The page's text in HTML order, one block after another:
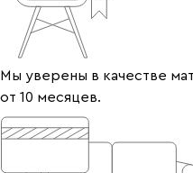
Мы уверены в качестве
от 10 месяцев.